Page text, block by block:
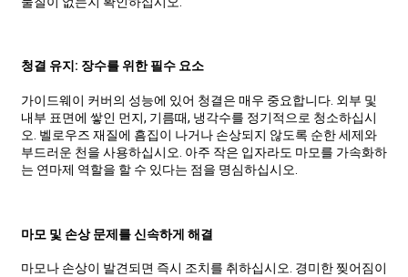
청결 유지: 장수를 위한 필수 요소
가이드웨이 커버의 성능에 있어 청결은 매우 중요합니다. 외부 및
내부 표면에 쌓인 먼지, 기름때, 냉각수를 정기적으로 청소하십시
오. 벨로우즈 재질에 흠집이 나거나 손상되지 않도록 순한 세제와
부드러운 천을 사용하십시오. 아주 작은 입자라도 마모를 가속화하
는 연마제 역할을 할 수 있다는 점을 명심하십시오.
마모 및 손상 문제를 신속하게 해결
마모나 손상이 발견되면 즉시 조치를 취하십시오. 경미한 찢어짐이